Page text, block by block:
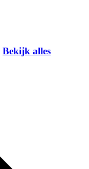
Bekijk alles